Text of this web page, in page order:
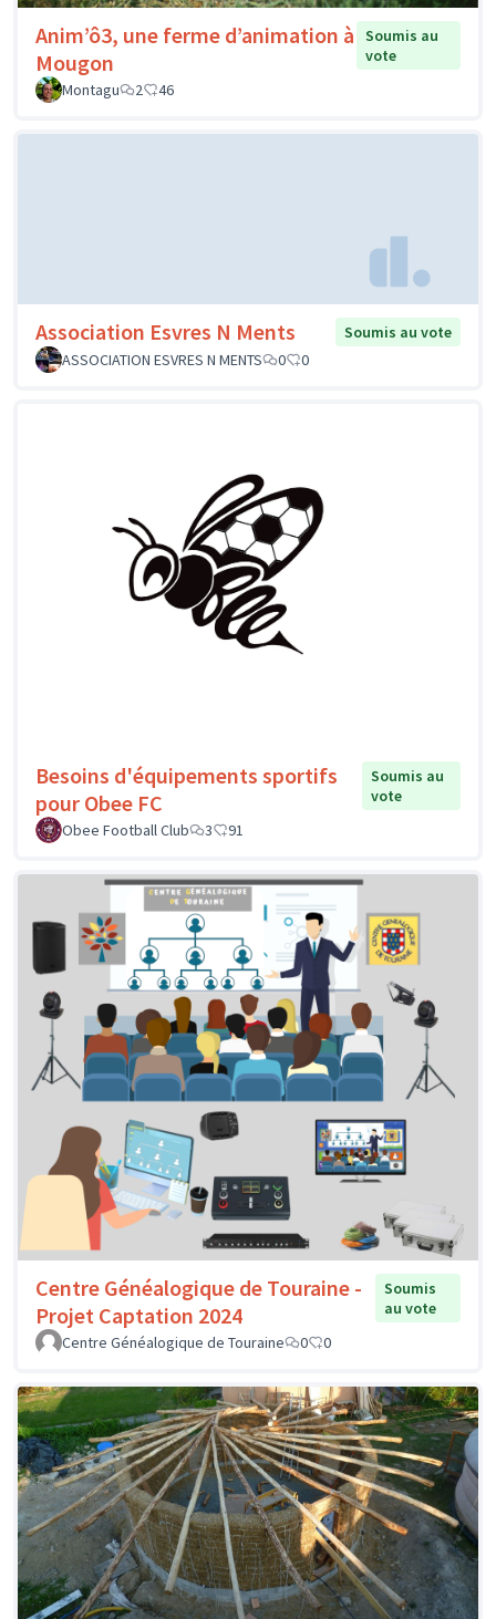
Anim’ô3, une ferme d’animation à
Mougon
Soumis au
vote
Montagu
2 46
Association Esvres N Ments
Soumis au vote
ASSOCIATION ESVRES N MENTS
0 0
Besoins d'équipements sportifs
pour Obee FC
Soumis au
vote
Obee Football Club
3 91
Centre Généalogique de Touraine -
Projet Captation 2024
Soumis
au vote
Centre Généalogique de Touraine
0 0